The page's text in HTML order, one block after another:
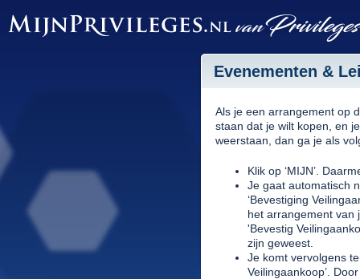
Evenementen &
Als je een arrangement op
staan dat je wilt kopen, en
weerstaan, dan ga je als
Klik op ‘MIJN’.
Je gaat automatisch
‘Bevestiging
het arrangement van
'Bevestig
zijn geweest.
Je komt vervolgens
Veilingaankoop’.